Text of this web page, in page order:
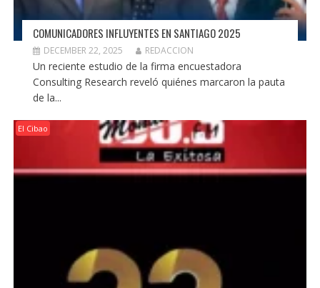
COMUNICADORES INFLUYENTES EN SANTIAGO 2025
DECEMBER 22, 2025 REDACCION
Un reciente estudio de la firma encuestadora
Consulting Research reveló quiénes marcaron la pauta
de la...
El Cibao